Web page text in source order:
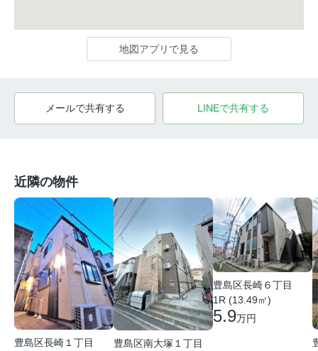
地図アプリで見る
メールで共有する LINEで共有する
近隣の物件
豊島区長崎１丁目
豊島区南大塚１丁目
豊島区長崎６丁目
1R (13.49㎡)
5.9万円